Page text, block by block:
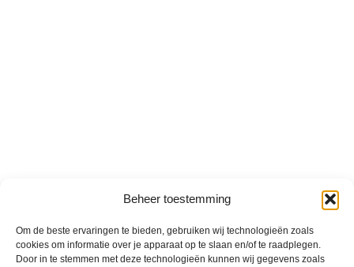
Beheer toestemming
Om de beste ervaringen te bieden, gebruiken wij technologieën zoals
cookies om informatie over je apparaat op te slaan en/of te raadplegen.
Door in te stemmen met deze technologieën kunnen wij gegevens zoals